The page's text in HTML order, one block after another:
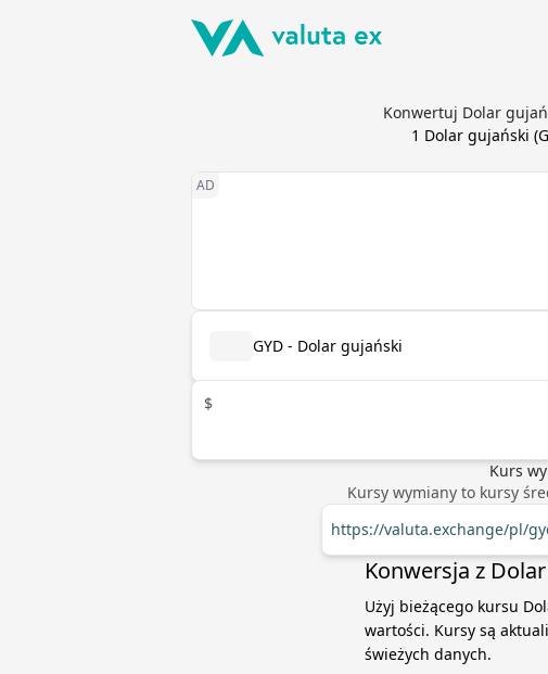
Konwertuj Dolar
1 Dolar gujański (
GYD - Dolar gujański
$
Kurs
Kursy wymiany to kursy
https://valuta.exchange/pl/
Konwersja z
Użyj bieżącego kursu
wartości. Kursy są
świeżych danych.